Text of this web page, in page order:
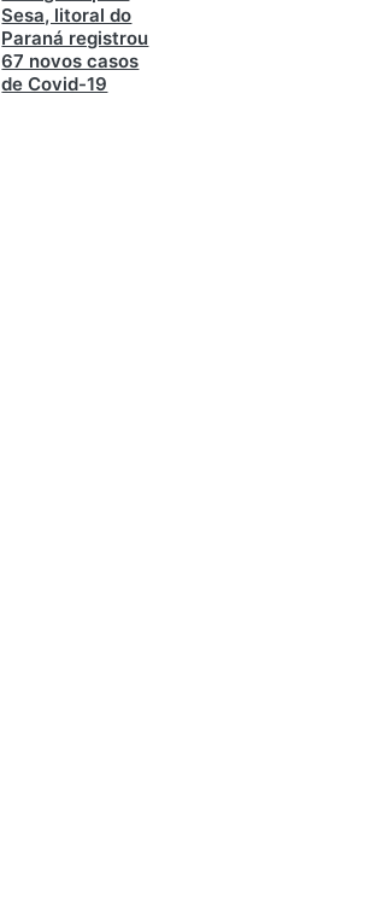
Sesa, litoral do
Paraná registrou
67 novos casos
de Covid-19